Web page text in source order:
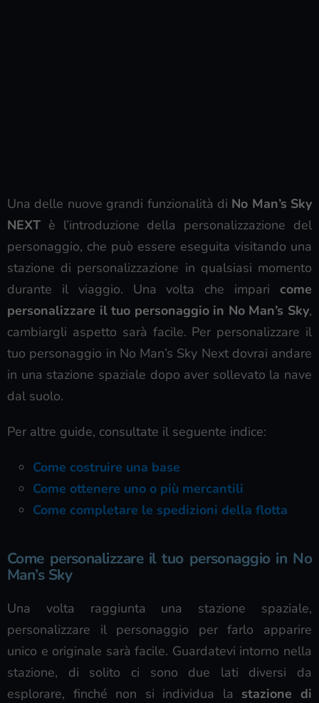
Una delle nuove grandi funzionalità di No Man’s Sky
NEXT è l’introduzione della personalizzazione del
personaggio, che può essere eseguita visitando una
stazione di personalizzazione in qualsiasi momento
durante il viaggio. Una volta che impari come
personalizzare il tuo personaggio in No Man’s Sky,
cambiargli aspetto sarà facile. Per personalizzare il
tuo personaggio in No Man’s Sky Next dovrai andare
in una stazione spaziale dopo aver sollevato la nave
dal suolo.
Per altre guide, consultate il seguente indice:
Come costruire una base
Come ottenere uno o più mercantili
Come completare le spedizioni della flotta
Come personalizzare il tuo personaggio in No
Man’s Sky
Una volta raggiunta una stazione spaziale,
personalizzare il personaggio per farlo apparire
unico e originale sarà facile. Guardatevi intorno nella
stazione, di solito ci sono due lati diversi da
esplorare, finché non si individua la stazione di